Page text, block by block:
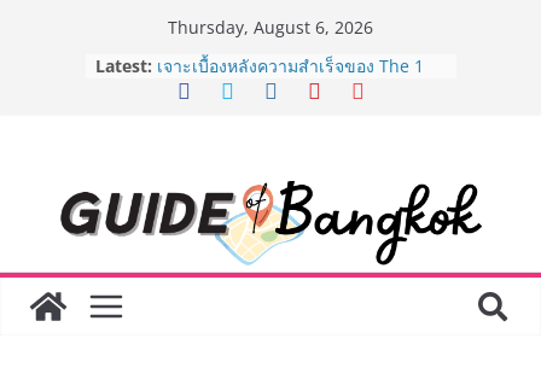
Thursday, August 6, 2026
Latest: ครั้งแรกของไทย ส่งอุปกรณ์วิทยาศาสตร์
“CE-7 MATCH” ฝีมือคนไทย ร่วมภารกิจ
Phenomenon ของไทย เมื่อ
Experience-driven Loyalty พลิก
“ประสบการณ์” สู่แรงขับเคลื่อนการใช้
จ่าย ผสาน Ecosystem ที่แข็งแกร่งของ
กลุ่มเซ็นทรัล สร้างยอดขายสูงสุดในรอบ